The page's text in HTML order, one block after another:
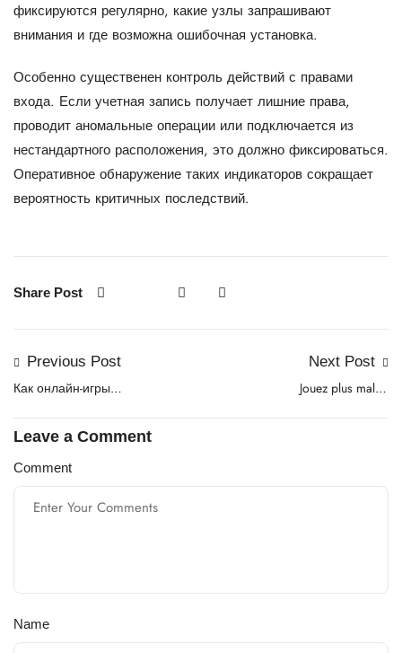
фиксируются регулярно, какие узлы запрашивают
внимания и где возможна ошибочная установка.
Особенно существенен контроль действий с правами
входа. Если учетная запись получает лишние права,
проводит аномальные операции или подключается из
нестандартного расположения, это должно фиксироваться.
Оперативное обнаружение таких индикаторов сокращает
вероятность критичных последствий.
Share Post
Previous Post
Как онлайн-игры
душевный состояние
Next Post
Jouez plus malin,
Leave a Comment
Comment
Name